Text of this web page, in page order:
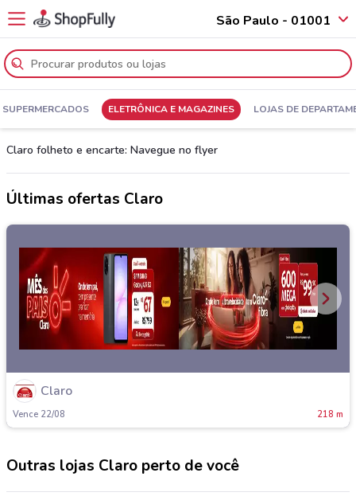
São Paulo - 01001
SUPERMERCADOS ELETRÔNICA E MAGAZINES LOJAS DE
Claro folheto e encarte: Navegue no flyer
Últimas ofertas Claro
Claro
Vence 22/08 218 m
Outras lojas Claro perto de você